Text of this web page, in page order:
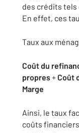
des crédits tels
En effet, ces
Taux aux
Coût du
propres+Coût
Marge
Ainsi, le taux
coûts